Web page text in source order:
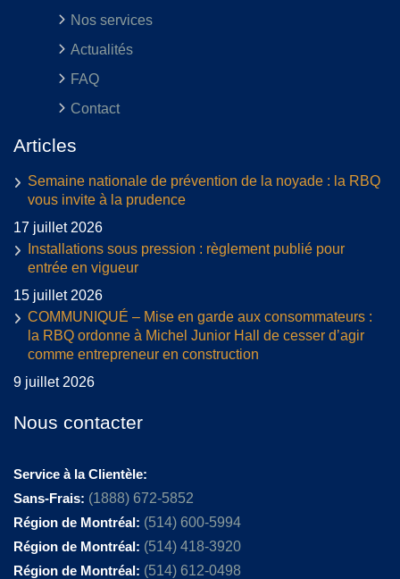
Nos services
Actualités
FAQ
Contact
Articles
Semaine nationale de prévention de la noyade : la RBQ
vous invite à la prudence
17 juillet 2026
Installations sous pression : règlement publié pour
entrée en vigueur
15 juillet 2026
COMMUNIQUÉ – Mise en garde aux consommateurs :
la RBQ ordonne à Michel Junior Hall de cesser d’agir
comme entrepreneur en construction
9 juillet 2026
Nous contacter
Service à la Clientèle:
Sans-Frais: (1888) 672-5852
Région de Montréal: (514) 600-5994
Région de Montréal: (514) 418-3920
Région de Montréal: (514) 612-0498